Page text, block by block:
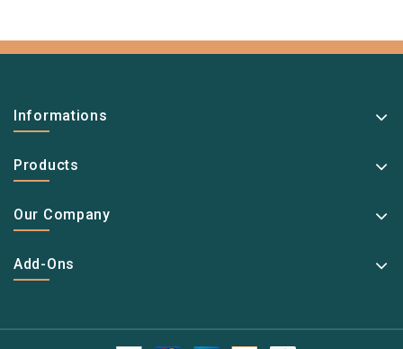
Informations
Products
Our Company
Add-Ons